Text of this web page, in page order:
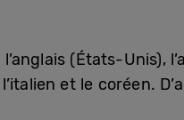
(États-Unis),
et le coréen.